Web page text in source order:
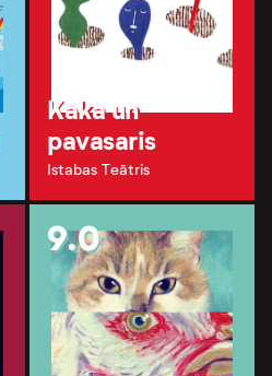
Kaka un
pavasaris
Istabas Teātris
9.0